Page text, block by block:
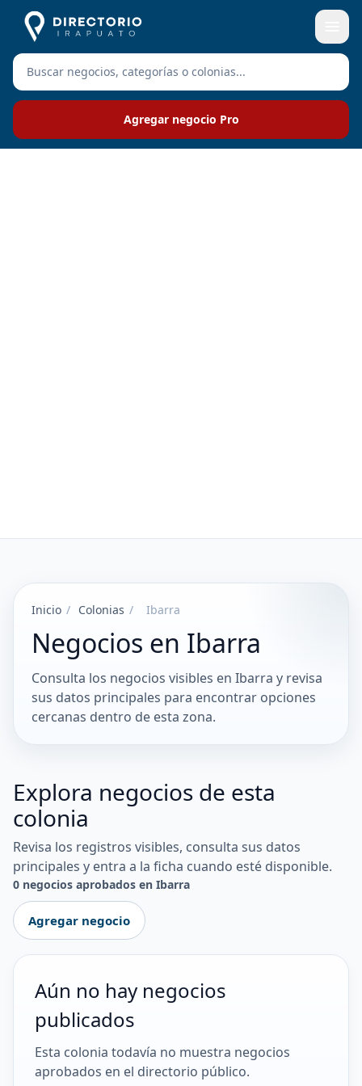
Agregar negocio Pro
Inicio / Colonias / Ibarra
Negocios en Ibarra
Consulta los negocios visibles en Ibarra y revisa
sus datos principales para encontrar opciones
cercanas dentro de esta zona.
Explora negocios de esta
colonia
Revisa los registros visibles, consulta sus datos
principales y entra a la ficha cuando esté disponible.
0 negocios aprobados en Ibarra
Agregar negocio
Aún no hay negocios
publicados
Esta colonia todavía no muestra negocios
aprobados en el directorio público.